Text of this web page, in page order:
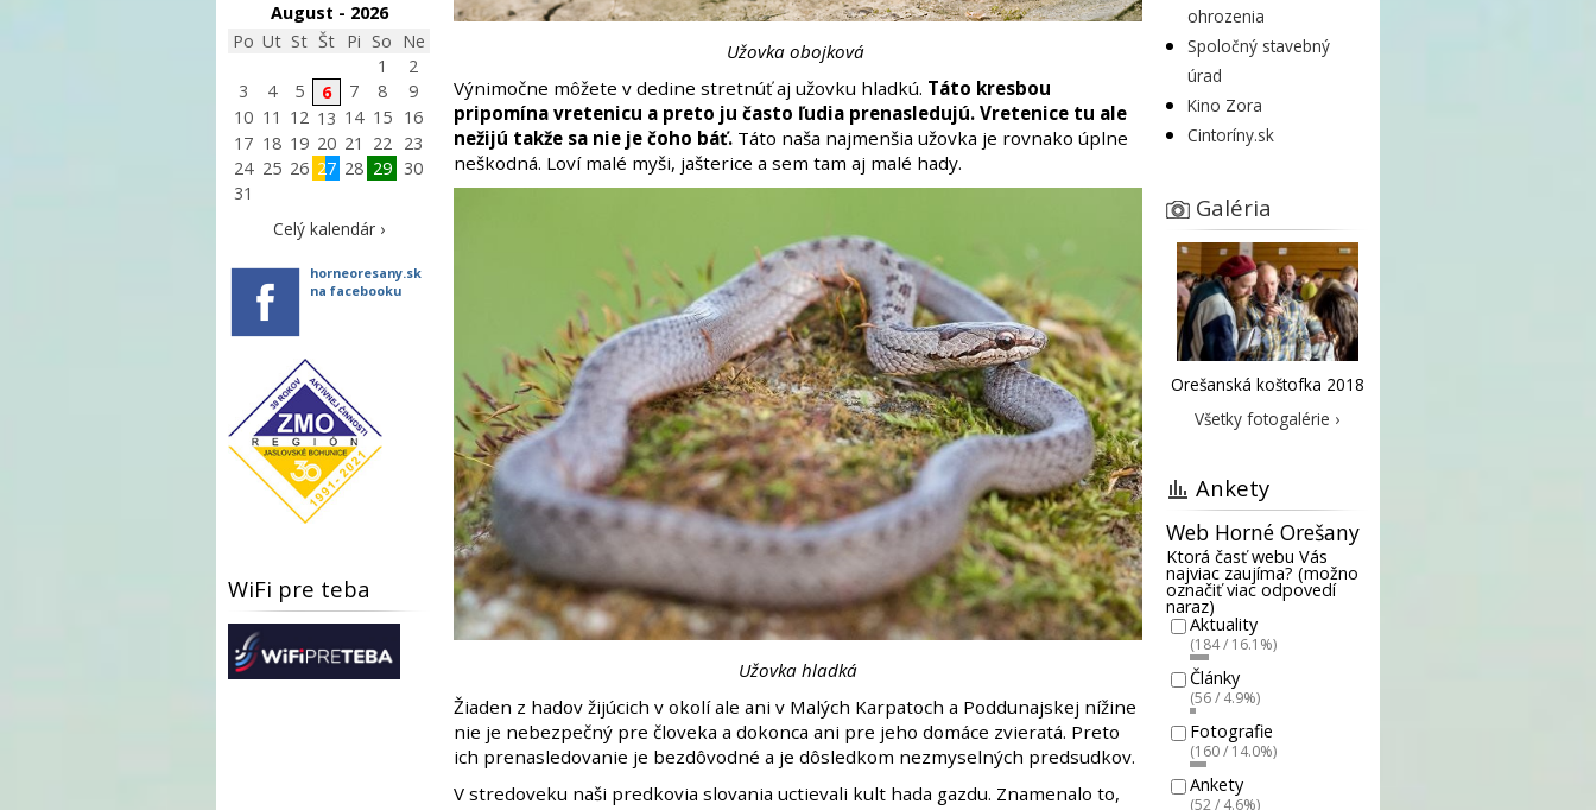
Užovka obojková
Výnimočne môžete v dedine stretnúť aj užovku hladkú. Táto kresbou
pripomína vretenicu a preto ju často ľudia prenasledujú. Vretenice tu ale
nežijú takže sa nie je čoho báť. Táto naša najmenšia užovka je rovnako úplne
neškodná. Loví malé myši, jašterice a sem tam aj malé hady.
Užovka hladká
Žiaden z hadov žijúcich v okolí ale ani v Malých Karpatoch a Poddunajskej nížine
nie je nebezpečný pre človeka a dokonca ani pre jeho domáce zvieratá. Preto
ich prenasledovanie je bezdôvodné a je dôsledkom nezmyselných predsudkov.
V stredoveku naši predkovia slovania uctievali kult hada gazdu. Znamenalo to,
August - 2026
Po Ut St Št Pi So Ne
1
2
3
4 5 6 7 8
9
10 11 12 13 14 15
16
17 18 19 20 21 22
23
24 25 26 27 28 29
30
31
Celý kalendár ›
horneoresany.sk
na facebooku
WiFi pre teba
ohrozenia
Spoločný stavebný
úrad
Kino Zora
Cintoríny.sk
Galéria
Orešanská koštofka 2018
Všetky fotogalérie ›
Ankety
Web Horné Orešany
Ktorá časť webu Vás
najviac zaujíma? (možno
označiť viac odpovedí
naraz)
Aktuality
(184 / 16.1%)
Články
(56 / 4.9%)
Fotografie
(160 / 14.0%)
Ankety
(52 / 4.6%)